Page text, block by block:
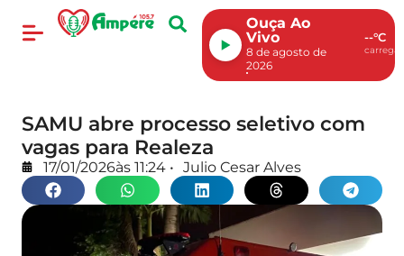
Ouça Ao
Vivo
8 de agosto de
2026
--°C
SAMU abre processo seletivo com
vagas para Realeza
17/01/2026às 11:24 • Julio Cesar Alves